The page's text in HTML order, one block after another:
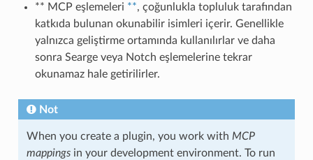
** MCP eşlemeleri **, çoğunlukla topluluk tarafından
katkıda bulunan okunabilir isimleri içerir. Genellikle
yalnızca geliştirme ortamında kullanılırlar ve daha
sonra Searge veya Notch eşlemelerine tekrar
okunamaz hale getirilirler.
Not
When you create a plugin, you work with MCP
mappingsin your development environment. To run